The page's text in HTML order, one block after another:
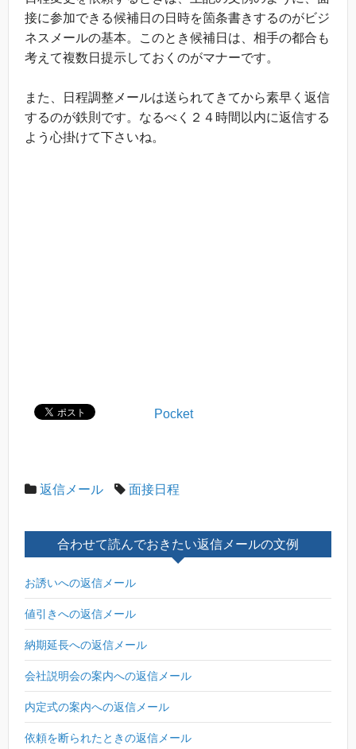
接に参加できる候補日の日時を箇条書きするのがビジ
ネスメールの基本。このとき候補日は、相手の都合も
考えて複数日提示しておくのがマナーです。
また、日程調整メールは送られてきてから素早く返信
するのが鉄則です。なるべく２４時間以内に返信する
よう心掛けて下さいね。
Pocket
返信メール 面接日程
合わせて読んでおきたい返信メールの文例
お誘いへの返信メール
値引きへの返信メール
納期延長への返信メール
会社説明会の案内への返信メール
内定式の案内への返信メール
依頼を断られたときの返信メール